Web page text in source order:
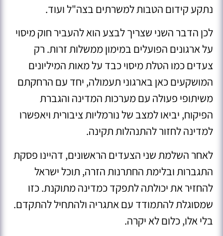
נתקע קידום הטבות למשרתים בצה"ל ועוד.
לכן הדבר השני שצריך לבצע הוא להעביר חוק מיסוי
על ארגונים הפועלים במימון ממשלות זרות. רק
צעדים כמו הטלת מיסוי כבד על מאות המיליונים
המושקעים כאן בארגוני תעמולה, יחד עם הרחקתם
משיתופי פעולה עם מערכות המדינה והגברת
הפיקוח, יביאו למצב של נורמליות ציבורית ויאפשרו
למדינה לחזור להתנהלות תקינה.
לאחר השלמת שני הצעדים הראשונים, דהיינו פסקת
התגברות ובלימת החתרנות הזרה, תוכל ישראל
להחזיר את יכולתה לתפקד כמדינה מתוקנת. כזו
שמסוגלת להתמודד עם אתגריה ולהתחיל להתקדם.
בלי אלו, כלום לא יקרה.